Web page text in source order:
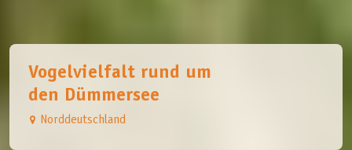
Vogelvielfalt rund um
den Dümmersee
Norddeutschland